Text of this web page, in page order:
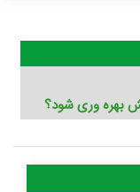
بهره وری شود؟